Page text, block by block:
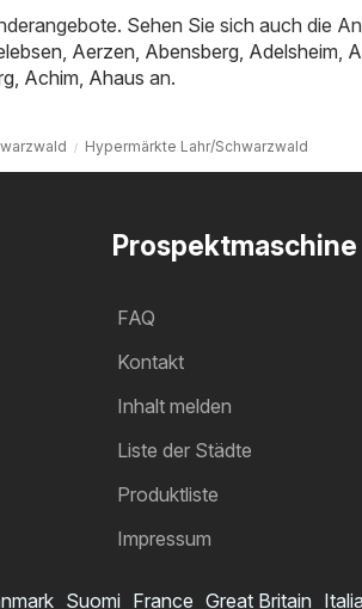
Sehen Sie sich auch die
Aerzen Abensberg Adelsheim
Achim Ahaus an.
Hypermärkte Lahr/Schwarzwald
Prospektmaschine
FAQ
Kontakt
Inhalt melden
Liste der Städte
Produktliste
Impressum
Suomi France Great Britain